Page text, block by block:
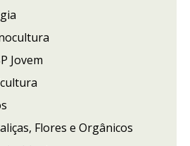
Jovem
Flores e Orgânicos